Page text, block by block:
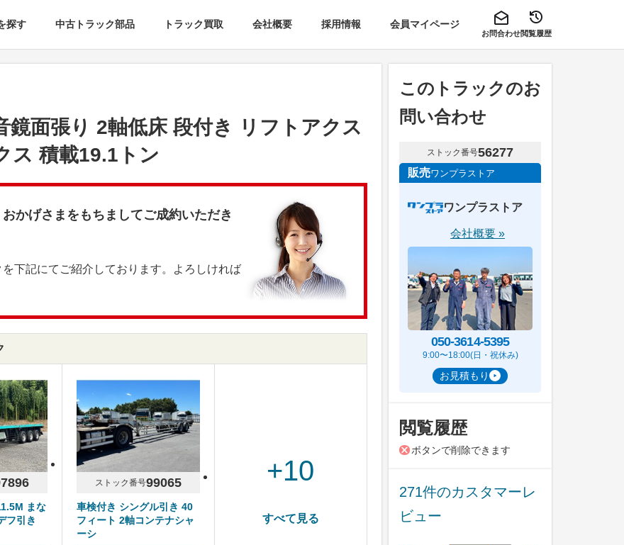
探す 中古トラック部品 トラック買取 会社概要 採用情報 会員マイページ
お問合わせ閲覧履歴
鏡面張り 2軸低床 段付き リフトアクス
ス 積載19.1トン
かげさまをもちましてご成約いただき
下記にてご紹介しております。よろしければ
まな
フ引き
ストック番号99065
車検付き シングル引き 40
フィート 2軸コンテナシャ
ーシ
+10
すべて見る
このトラックのお
問い合わせ
ストック番号56277
販売ワンプラストア
ワンプラストア
会社概要 »
050-3614-5395
9:00〜18:00(日・祝休み)
お見積もり
閲覧履歴
ボタンで削除できます
271件のカスタマーレ
ビュー